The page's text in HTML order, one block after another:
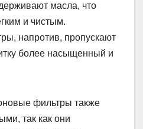
масла, что
и чистым.
напротив, пропускают
более насыщенный и
фильтры также
так как они